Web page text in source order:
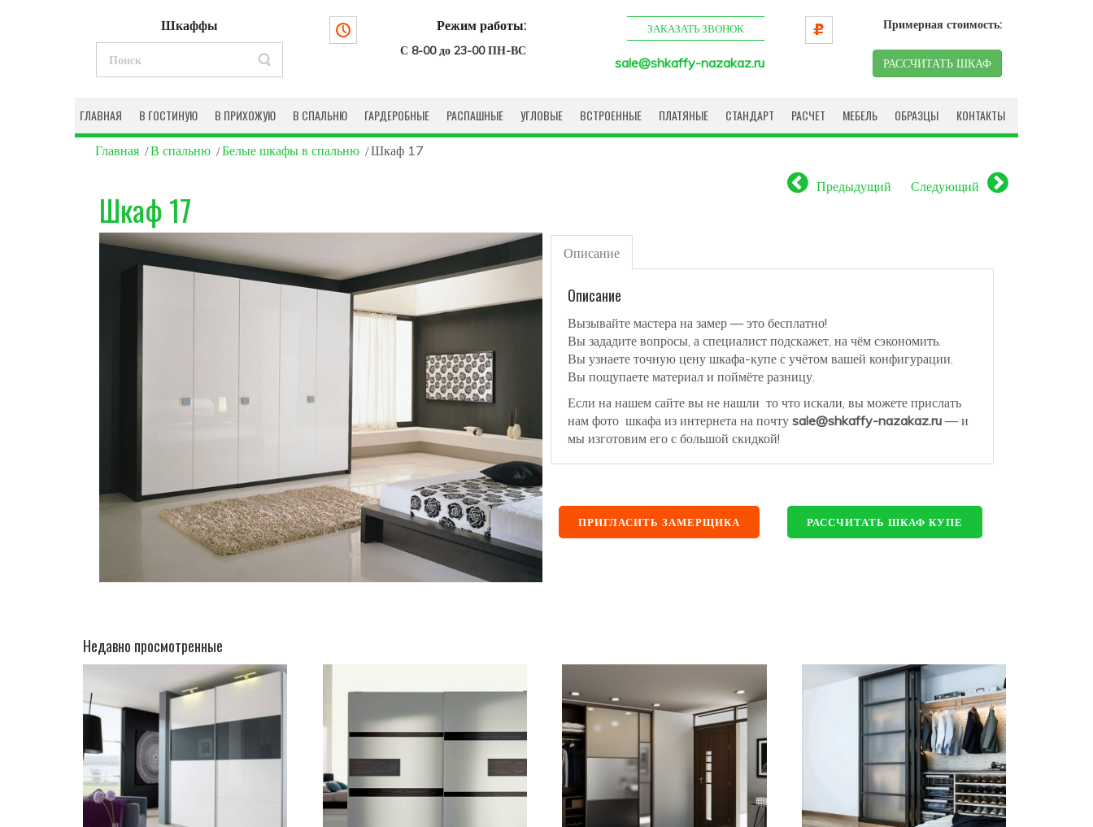
Шкаффы Режим работы:
С 8-00 до 23-00 ПН-ВС
ЗАКАЗАТЬ ЗВОНОК
sale@shkaffy-nazakaz.ru
Примерная стоимость:
РАССЧИТАТЬ ШКАФ
ГЛАВНАЯ В ГОСТИНУЮ В ПРИХОЖУЮ В СПАЛЬНЮ ГАРДЕРОБНЫЕ РАСПАШНЫЕ УГЛОВЫЕ ВСТРОЕННЫЕ ПЛАТЯНЫЕ СТАНДАРТ РАСЧЕТ МЕБЕЛЬ ОБРАЗЦЫ КОНТАКТЫ
Главная В спальню Белые шкафы в спальню Шкаф 17
Предыдущий Следующий
Шкаф 17
Описание
Описание
Вызывайте мастера на замер — это бесплатно!
Вы зададите вопросы, а специалист подскажет, на чём сэкономить.
Вы узнаете точную цену шкафа-купе с учётом вашей конфигурации.
Вы пощупаете материал и поймёте разницу.
Если на нашем сайте вы не нашли то что искали, вы можете прислать
нам фото шкафа из интернета на почту sale@shkaffy-nazakaz.ru — и
мы изготовим его с большой скидкой!
ПРИГЛАСИТЬ ЗАМЕРЩИКА РАССЧИТАТЬ ШКАФ КУПЕ
Недавно просмотренные